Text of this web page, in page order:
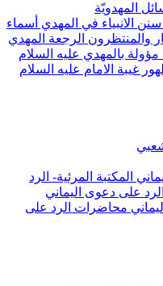
المهديأسماء
الرجعةالمهدي
عليه السلام
عليه السلام
الرد
الرد على